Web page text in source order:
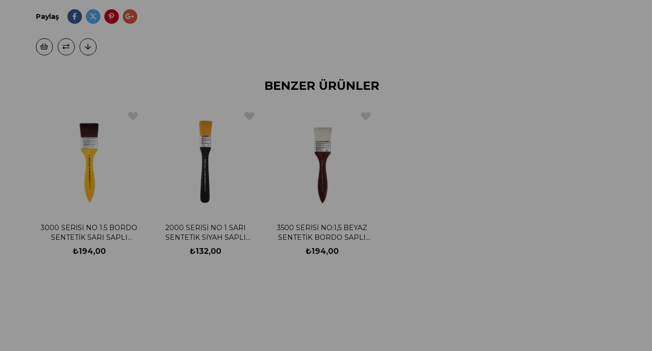
Paylaş
BENZER ÜRÜNLER
3000 SERİSİ NO 1.5 BORDO
SENTETİK SARI SAPLI
ZEMİN FIRÇASI
₺194,00
2000 SERİSİ NO 1 SARI
SENTETİK SİYAH SAPLI
ZEMİN FIRÇASI
₺132,00
3500 SERİSİ NO:1,5 BEYAZ
SENTETİK BORDO SAPLI
ZEMİN FIRÇASI
₺194,00